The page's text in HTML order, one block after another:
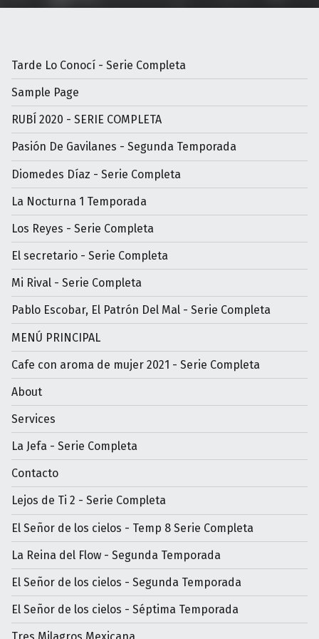
Tarde Lo Conocí - Serie Completa
Sample Page
RUBÍ 2020 - SERIE COMPLETA
Pasión De Gavilanes - Segunda Temporada
Diomedes Díaz - Serie Completa
La Nocturna 1 Temporada
Los Reyes - Serie Completa
El secretario - Serie Completa
Mi Rival - Serie Completa
Pablo Escobar, El Patrón Del Mal - Serie Completa
MENÚ PRINCIPAL
Cafe con aroma de mujer 2021 - Serie Completa
About
Services
La Jefa - Serie Completa
Contacto
Lejos de Ti 2 - Serie Completa
El Señor de los cielos - Temp 8 Serie Completa
La Reina del Flow - Segunda Temporada
El Señor de los cielos - Segunda Temporada
El Señor de los cielos - Séptima Temporada